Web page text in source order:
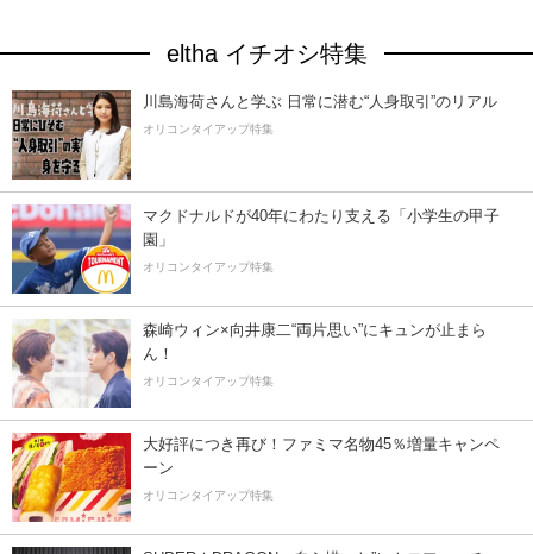
eltha イチオシ特集
川島海荷さんと学ぶ 日常に潜む“人身取引”のリアル
オリコンタイアップ特集
マクドナルドが40年にわたり支える「小学生の甲子
園」
オリコンタイアップ特集
森崎ウィン×向井康二“両片思い”にキュンが止まら
ん！
オリコンタイアップ特集
大好評につき再び！ファミマ名物45％増量キャンペ
ーン
オリコンタイアップ特集